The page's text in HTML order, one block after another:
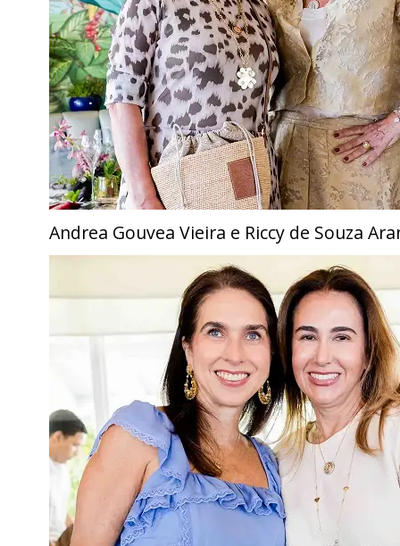
Andrea Gouvea Vieira e Riccy de Souza